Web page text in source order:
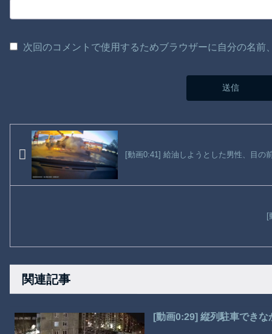
次回のコメントで使用するためブラウザーに自分の名
[動画0:41] 給油しようとした男性、目の
[
関連記事
[動画0:29] 縦列駐車でき